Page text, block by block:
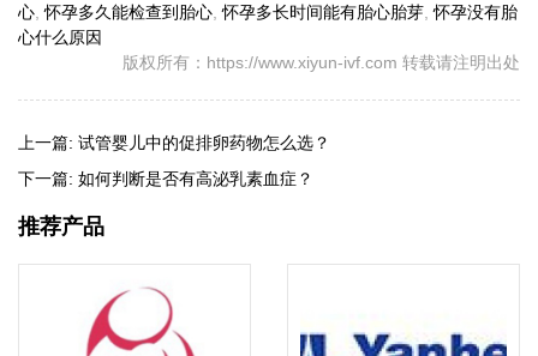
心 ,怀孕多久能检查到胎心 ,怀孕多长时间能有胎心胎芽 ,怀孕没有胎
心什么原因
版权所有：https://www.xiyun-ivf.com 转载请注明出处
上一篇: 试管婴儿中的促排卵药物怎么选？
下一篇: 如何判断是否有高泌乳素血症？
推荐产品